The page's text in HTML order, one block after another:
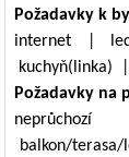
Požadavky k
internet |
kuchyň(linka)
Požadavky na
balkon/